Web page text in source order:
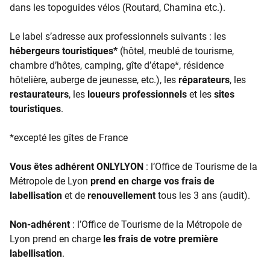
dans les topoguides vélos (Routard, Chamina etc.).
Le label s’adresse aux professionnels suivants : les
hébergeurs touristiques* (hôtel, meublé de tourisme,
chambre d’hôtes, camping, gîte d’étape*, résidence
hôtelière, auberge de jeunesse, etc.), les réparateurs, les
restaurateurs, les loueurs professionnels et les sites
touristiques.
*excepté les gîtes de France
Vous êtes adhérent ONLYLYON : l’Office de Tourisme de la
Métropole de Lyon prend en charge vos frais de
labellisation et de renouvellement tous les 3 ans (audit).
Non-adhérent : l’Office de Tourisme de la Métropole de
Lyon prend en charge les frais de votre première
labellisation.